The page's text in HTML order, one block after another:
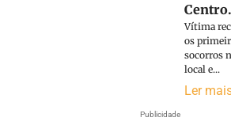
Publicidade
Vítima
os
socorros
local e...
Ler